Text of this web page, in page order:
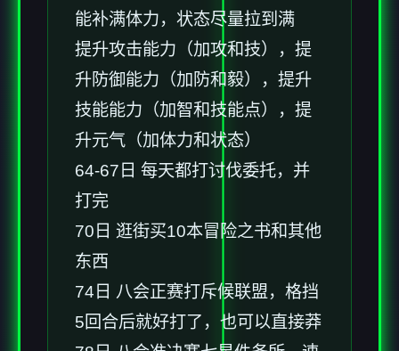
能补满体力，状态尽量拉到满
提升攻击能力（加攻和技），提
升防御能力（加防和毅），提升
技能能力（加智和技能点），提
升元气（加体力和状态）
64-67日 每天都打讨伐委托，并
打完
70日 逛街买10本冒险之书和其他
东西
74日 八会正赛打斥候联盟，格挡
5回合后就好打了，也可以直接莽